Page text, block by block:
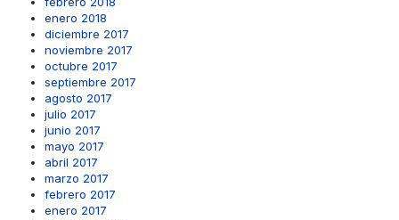
enero 2018
diciembre 2017
noviembre 2017
octubre 2017
septiembre 2017
agosto 2017
julio 2017
junio 2017
mayo 2017
abril 2017
marzo 2017
febrero 2017
enero 2017